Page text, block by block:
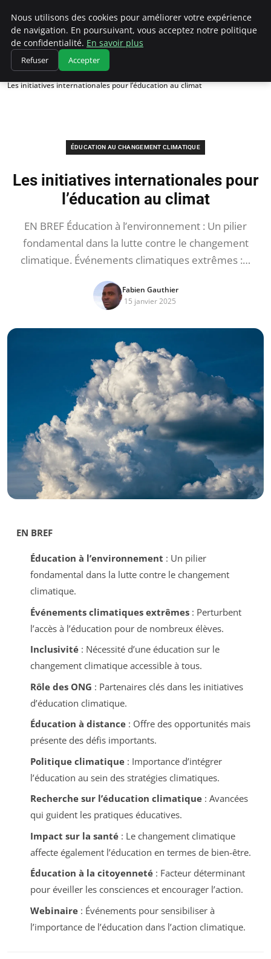
Climatedebtagents
Accueil
Éducation au changement climatique
Les initiatives internationales pour l’éducation au climat
ÉDUCATION AU CHANGEMENT CLIMATIQUE
Les initiatives internationales pour
l’éducation au climat
EN BREF Éducation à l’environnement : Un pilier
fondamental dans la lutte contre le changement
climatique. Événements climatiques extrêmes :…
Fabien Gauthier
15 janvier 2025
EN BREF
Éducation à l’environnement : Un pilier
fondamental dans la lutte contre le changement
climatique.
Événements climatiques extrêmes: Perturbent
l’accès à l’éducation pour de nombreux élèves.
Inclusivité: Nécessité d’une éducation sur le
changement climatique accessible à tous.
Rôle des ONG : Partenaires clés dans les initiatives
d’éducation climatique.
Éducation à distance: Offre des opportunités mais
présente des défis importants.
Politique climatique: Importance d’intégrer
l’éducation au sein des stratégies climatiques.
Recherche sur l’éducation climatique: Avancées
qui guident les pratiques éducatives.
Impact sur la santé: Le changement climatique
affecte également l’éducation en termes de bien-être.
Éducation à la citoyenneté: Facteur déterminant
pour éveiller les consciences et encourager l’action.
Webinaire: Événements pour sensibiliser à
l’importance de l’éducation dans l’action climatique.
Nous utilisons des cookies pour améliorer votre expérience
de navigation. En poursuivant, vous acceptez notre politique
de confidentialité. En savoir plus
Refuser Accepter